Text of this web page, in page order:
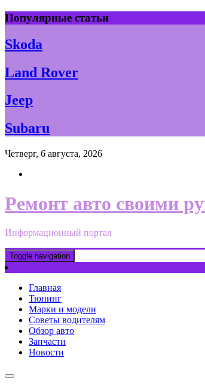
Skip
to
content
Популярные статьи
Skoda
Land Rover
Jeep
Subaru
Четверг, 6 августа, 2026
Ремонт авто своими
Информационный портал
Toggle navigation
Главная
Тюнинг
Марки и модели
Советы водителям
Обзор авто
Запчасти
Новости